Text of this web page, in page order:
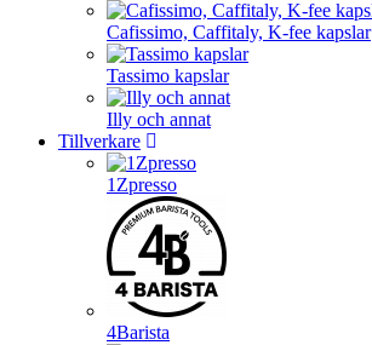
Cafissimo, Caffitaly, K-fee kapslar
Tassimo kapslar
Illy och annat
Tillverkare
1Zpresso
4Barista